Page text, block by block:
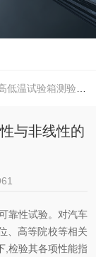
测验时线性与非线性的重大区别
与非线性的
靠性试验。对汽车
、高等院校等相关
,检验其各项性能指